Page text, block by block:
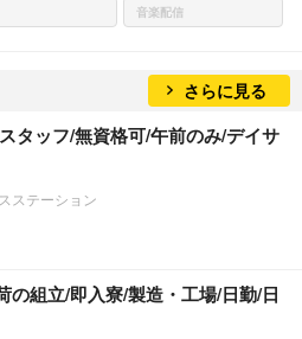
音楽配信
さらに見る
タッフ/無資格可/午前のみ/デイサ
ステーション
の組立/即入寮/製造・工場/日勤/日